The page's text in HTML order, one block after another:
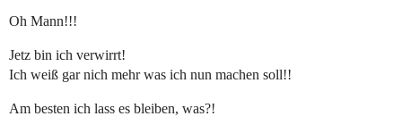
Oh Mann!!!
Jetz bin ich verwirrt!
Ich weiß gar nich mehr was ich nun machen soll!!
Am besten ich lass es bleiben, was?!